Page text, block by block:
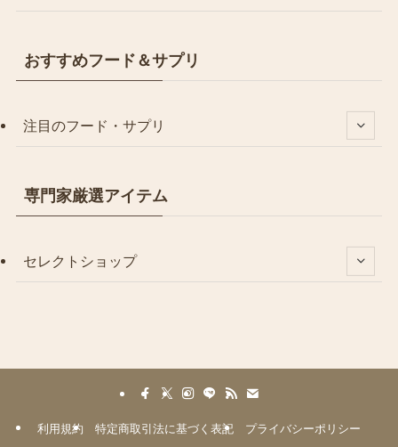
おすすめフード＆サプリ
注目のフード・サプリ
専門家厳選アイテム
セレクトショップ
利用規約 特定商取引法に基づく表記
プライバシーポリシー